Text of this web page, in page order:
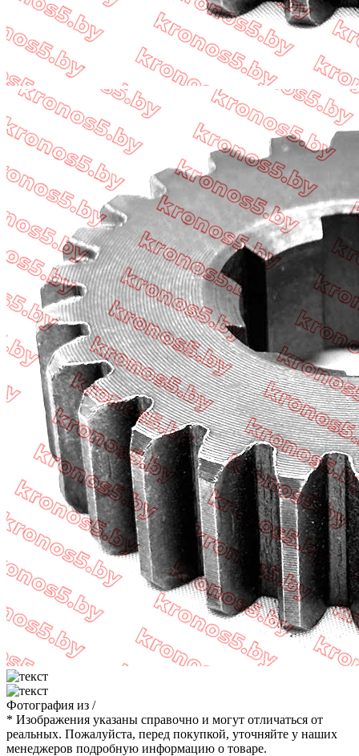
Фотография из /
* Изображения указаны справочно и могут отличаться от
реальных. Пожалуйста, перед покупкой, уточняйте у наших
менеджеров подробную информацию о товаре.